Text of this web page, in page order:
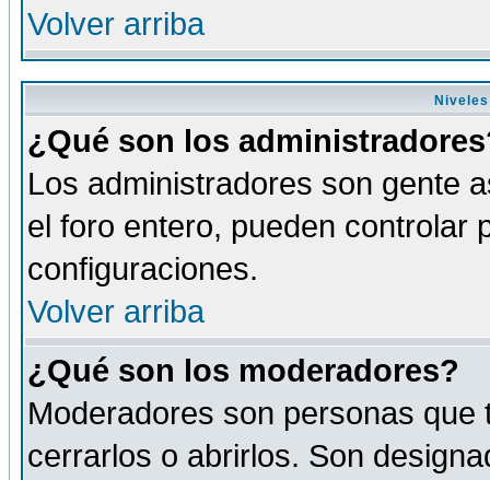
Volver arriba
¿Qué son los
Los administradores son gente
el foro entero, pueden controlar
configuraciones.
Volver arriba
¿Qué son los moderadores?
Moderadores son personas
cerrarlos o abrirlos. Son